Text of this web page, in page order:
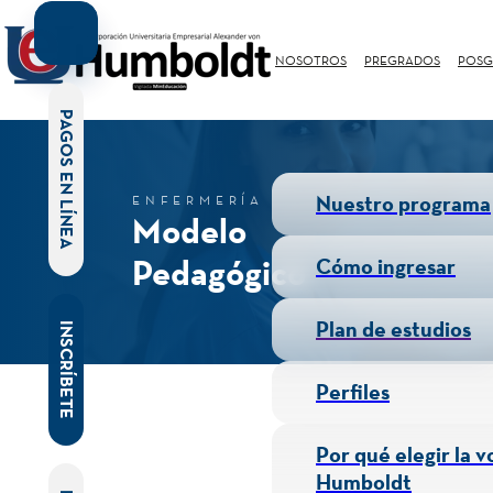
NOSOTROS PREGRADOS
ENFERMERÍA
Modelo
Pedagógico
Nuestro programa
Cómo ingresar
Plan de estudios
Perfiles
Por qué elegir la
Humboldt
PAGOS EN LÍNEA
INSCRÍBETE